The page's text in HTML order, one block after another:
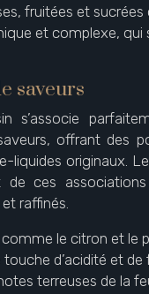
fruitées et sucrées
et complexe, qui
saveurs
s’associe
offrant des
liquides originaux.
de ces
raffinés.
le citron et le
d’acidité et de
terreuses de la